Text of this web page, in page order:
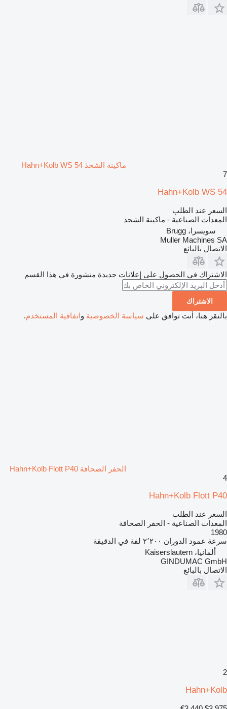
ماكينة الشحذ Hahn+Kolb WS 54
7
Hahn+Kolb WS 54
السعر عند الطلب
المعدات الصناعية - ماكينة الشحذ
سويسرا، Brugg
Muller Machines SA
الاتصال بالبائع
الاشتراك في الحصول على إعلانات جديدة منشورة في هذا القسم
الاشتراك
بالنقر هنا، أنت توافق على سياسة الخصوصية واتفاقية المستخدم.
الحفر الصحافة Hahn+Kolb Flott P40
4
Hahn+Kolb Flott P40
السعر عند الطلب
المعدات الصناعية - الحفر الصحافة
1980
سرعة عمود الدوران ٢٬٢٠٠ لفة في الدقيقة
ألمانيا، Kaiserslautern
GINDUMAC GmbH
الاتصال بالبائع
2
Hahn+Kolb